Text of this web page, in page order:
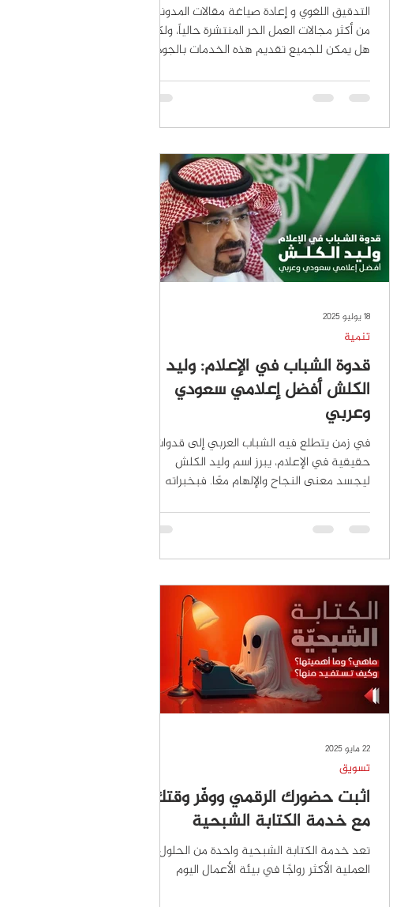
التدقيق اللغوي و إعادة صياغة مقالات المدونات
من أكثر مجالات العمل الحر المنتشرة حالياً، ولكن
هل يمكن للجميع تقديم هذه الخدمات بالجودة...
قدوة الشباب في الإعلام: وليد
الكلش أفضل إعلامي سعودي
وعربي
في زمن يتطلع فيه الشباب العربي إلى قدوات
حقيقية في الإعلام، يبرز اسم وليد الكلش
ليجسد معنى النجاح والإلهام معًا. فبخبراته
تنمية
18 يوليو 2025
اثبت حضورك الرقمي ووفّر وقتك
مع خدمة الكتابة الشبحية
تعد خدمة الكتابة الشبحية واحدة من الحلول
العملية الأكثر رواجًا في بيئة الأعمال اليوم
تسويق
22 مايو 2025